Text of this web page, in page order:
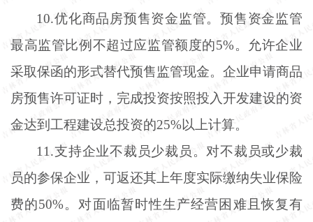
10.优化商品房预售资金监管。预售资金监管
最高监管比例不超过应监管额度的5%。允许企业
采取保函的形式替代预售监管现金。企业申请商品
房预售许可证时，完成投资按照投入开发建设的资
金达到工程建设总投资的25%以上计算。
11.支持企业不裁员少裁员。对不裁员或少裁
员的参保企业，可返还其上年度实际缴纳失业保险
费的50%。对面临暂时性生产经营困难且恢复有